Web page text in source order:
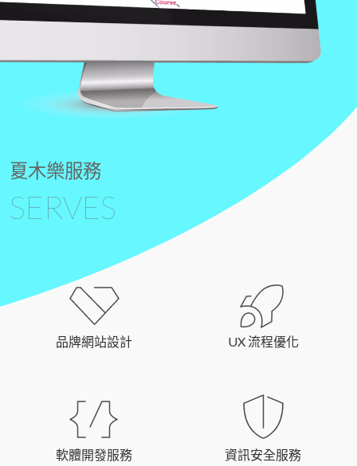
夏木樂服務
SERVES
品牌網站設計 UX 流程優化
軟體開發服務 資訊安全服務